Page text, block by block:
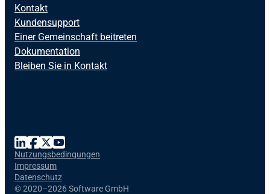
Kontakt
Kundensupport
Einer Gemeinschaft beitreten
Dokumentation
Bleiben Sie in Kontakt
©2020–2026 Software GmbH
Nutzungsbedingungen
Impressum
Datenschutz